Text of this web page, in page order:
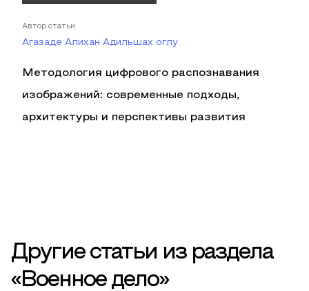
Автор статьи
Агазаде Алихан Адильшах оглу
Методология цифрового распознавания
изображений: современные подходы,
архитектуры и перспективы развития
Другие статьи из раздела
«Военное дело»